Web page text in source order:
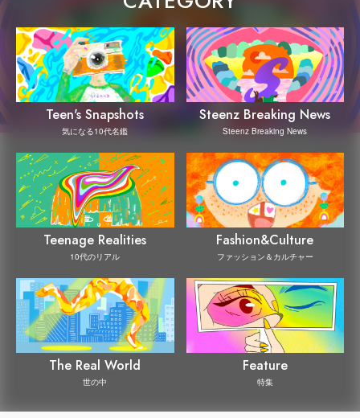
Teen's Snapshots
気になる10代名鑑
Steenz Breaking News
Steenz Breaking News
Teenage Realities
10代のリアル
Fashion&Culture
ファッション＆カルチャー
The Real World
世の中
Feature
特集